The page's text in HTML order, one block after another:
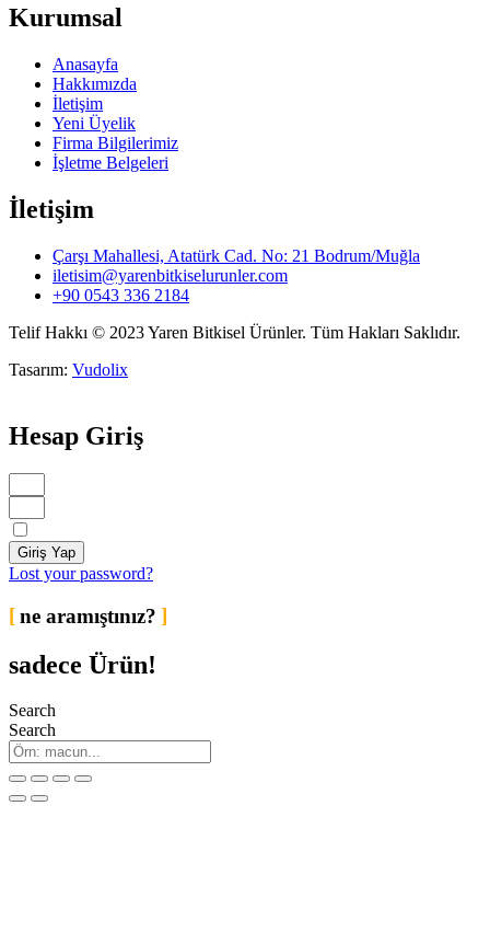
Kurumsal
Anasayfa
Hakkımızda
İletişim
Yeni Üyelik
Firma Bilgilerimiz
İşletme Belgeleri
İletişim
Çarşı Mahallesi, Atatürk Cad. No: 21 Bodrum/Muğla
iletisim@yarenbitkiselurunler.com
+90 0543 336 2184
Telif Hakkı © 2023 Yaren Bitkisel Ürünler. Tüm Hakları Saklıdır.
Tasarım: Vudolix
Hesap Giriş
Giriş Yap
Lost your password?
ne aramıştınız?
sadece Ürün!
Search
Search